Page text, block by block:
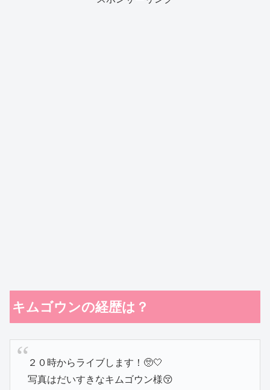
キムゴウンの経歴は？
２０時からライブします！🥺🤍
写真はだいすきなキムゴウン様😚